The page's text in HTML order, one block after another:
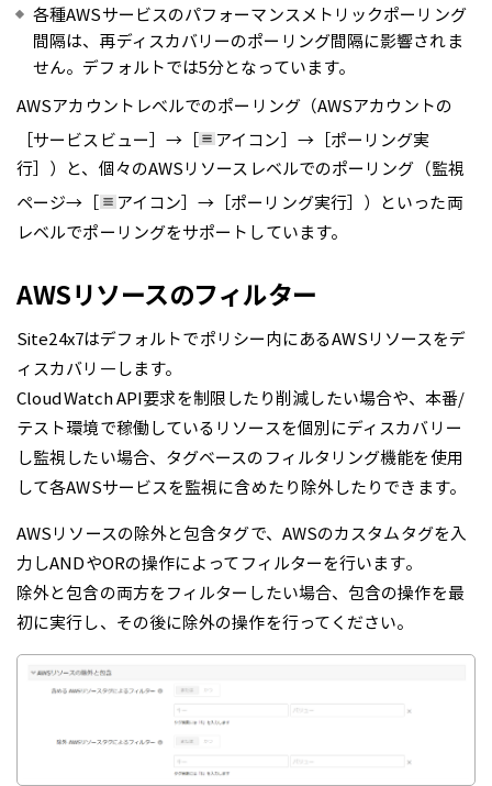
各種AWSサービスのパフォーマンスメトリックポーリング
間隔は、再ディスカバリーのポーリング間隔に影響されま
せん。デフォルトでは5分となっています。
AWSアカウントレべルでのポーリング（AWSアカウントの
［サービスビュー］→［
アイコン］→［ポーリング実
行］）と、個々のAWSリソースレベルでのポーリング（監視
ページ→［
アイコン］→［ポーリング実行］）といった両
レベルでポーリングをサポートしています。
AWSリソースのフィルター
Site24x7はデフォルトでポリシー内にあるAWSリソースをデ
ィスカバリ―します。
CloudWatch API要求を制限したり削減したい場合や、本番/
テスト環境で稼働しているリソースを個別にディスカバリー
し監視したい場合、タグベースのフィルタリング機能を使用
して各AWSサービスを監視に含めたり除外したりできます。
AWSリソースの除外と包含タグで、AWSのカスタムタグを入
力しANDやORの操作によってフィルターを行います。
除外と包含の両方をフィルターしたい場合、包含の操作を最
初に実行し、その後に除外の操作を行ってください。